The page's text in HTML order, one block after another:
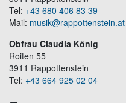
Tel: +43 680 406 83 39
Mail: musik@rappottenstein.at
Obfrau Claudia König
Roiten 55
3911 Rappottenstein
Tel: +43 664 925 02 04